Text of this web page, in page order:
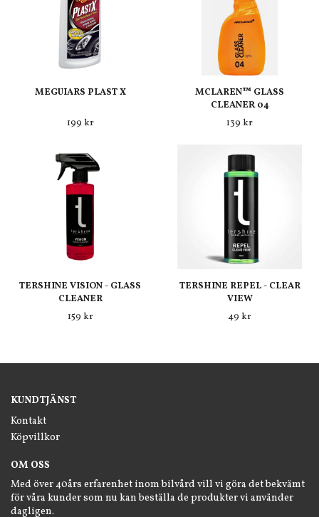
MEGUIARS PLAST X
199 kr
MCLAREN™ GLASS
CLEANER 04
139 kr
TERSHINE VISION - GLASS
CLEANER
159 kr
TERSHINE REPEL - CLEAR
VIEW
49 kr
KUNDTJÄNST
Kontakt
Köpvillkor
OM OSS
Med över 40års erfarenhet inom bilvård vill vi göra det bekvämt
för våra kunder som nu kan beställa de produkter vi använder
dagligen.